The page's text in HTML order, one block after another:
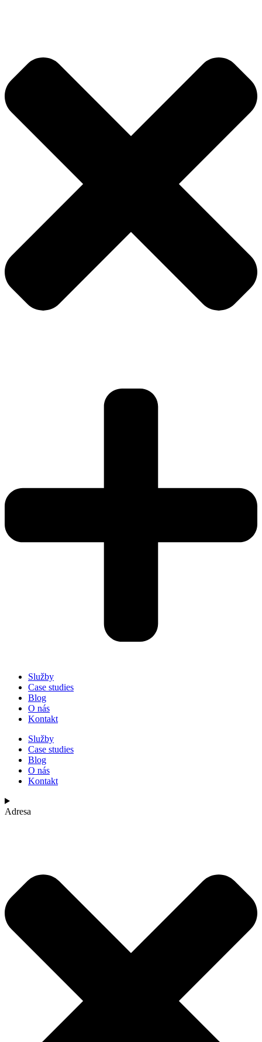
Služby
Case studies
Blog
O nás
Kontakt
Služby
Case studies
Blog
O nás
Kontakt
Adresa